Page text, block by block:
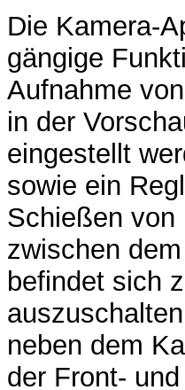
Die Kamera-
gängige
Aufnahme
in der
eingestellt
sowie ein
Schießen
zwischen
befindet sich
neben dem
der Front-